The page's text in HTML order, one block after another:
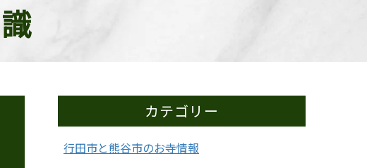
カテゴリー
行田市と熊谷市のお寺情報